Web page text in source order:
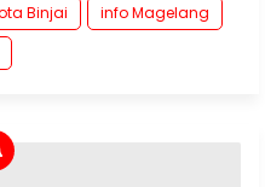
Binjai
info Magelang